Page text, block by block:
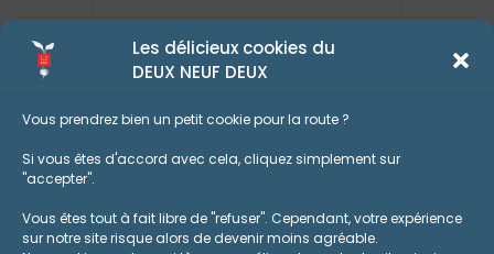
Les délicieux cookies du
DEUX NEUF DEUX
Vous prendrez bien un petit cookie pour la route ?
Si vous êtes d'accord avec cela, cliquez simplement sur
"accepter".
Vous êtes tout à fait libre de "refuser". Cependant, votre expérience
sur notre site risque alors de devenir moins agréable.